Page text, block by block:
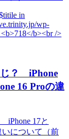
じ？ iPhone
16 Proの違